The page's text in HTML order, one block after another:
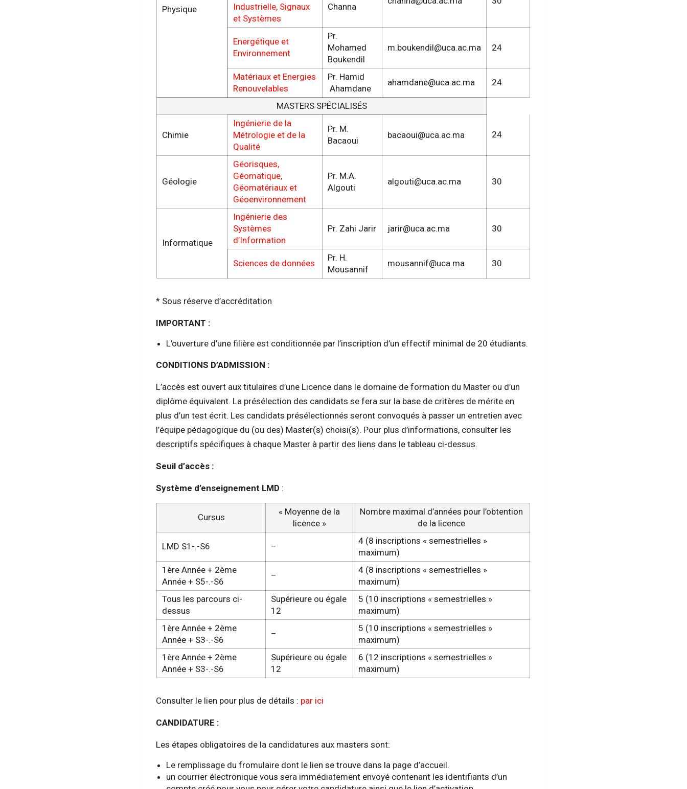
Physique
Industrielle, Signaux
et Systèmes
Channa
Energétique et
Environnement
Pr.
Mohamed
Boukendil
m.boukendil@uca.ac.ma 24
Matériaux et Energies
Renouvelables
Pr. Hamid
Ahamdane
ahamdane@uca.ac.ma 24
MASTERS SPÉCIALISÉS
Chimie
Ingénierie de la
Métrologie et de la
Qualité
Pr. M.
Bacaoui
bacaoui@uca.ac.ma 24
Géologie
Géorisques,
Géomatique,
Géomatériaux et
Géoenvironnement
Pr. M.A.
Algouti
algouti@uca.ac.ma 30
Informatique
Ingénierie des
Systèmes
d’Information
Pr. Zahi Jarir jarir@uca.ac.ma 30
Sciences de données
Pr. H.
Mousannif
mousannif@uca.ma 30
* Sous réserve d’accréditation
IMPORTANT :
L’ouverture d’une filière est conditionnée par l’inscription d’un effectif minimal de 20 étudiants.
CONDITIONS D’ADMISSION :
L’accès est ouvert aux titulaires d’une Licence dans le domaine de formation du Master ou d’un
diplôme équivalent. La présélection des candidats se fera sur la base de critères de mérite en
plus d’un test écrit. Les candidats présélectionnés seront convoqués à passer un entretien avec
l’équipe pédagogique du (ou des) Master(s) choisi(s). Pour plus d’informations, consulter les
descriptifs spécifiques à chaque Master à partir des liens dans le tableau ci-dessus.
Seuil d’accès :
Système d’enseignement LMD :
Cursus
« Moyenne de la
licence »
Nombre maximal d’années pour l’obtention
de la licence
LMD S1-.-S6 –
4 (8 inscriptions « semestrielles »
maximum)
1ère Année + 2ème
Année + S5-.-S6
–
4 (8 inscriptions « semestrielles »
maximum)
Tous les parcours ci-
dessus
Supérieure ou égale
12
5 (10 inscriptions « semestrielles »
maximum)
1ère Année + 2ème
Année + S3-.-S6
–
5 (10 inscriptions « semestrielles »
maximum)
1ère Année + 2ème
Année + S3-.-S6
Supérieure ou égale
12
6 (12 inscriptions « semestrielles »
maximum)
Consulter le lien pour plus de détails : par ici
CANDIDATURE :
Les étapes obligatoires de la candidatures aux masters sont:
Le remplissage du fromulaire dont le lien se trouve dans la page d’accueil.
un courrier électronique vous sera immédiatement envoyé contenant les identifiants d’un